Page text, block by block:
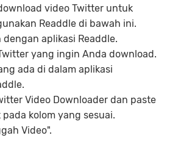
video Twitter untuk
Readdle di bawah ini.
aplikasi Readdle.
yang ingin Anda download.
ada di dalam aplikasi
Video Downloader dan paste
kolom yang sesuai.
Video".